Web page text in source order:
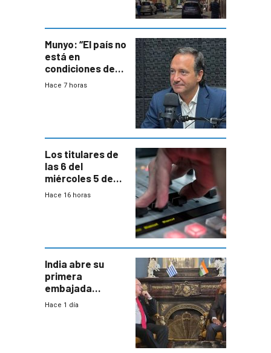
Munyo: “El país no
está en
condiciones de
enfrentar una
Hace 7 horas
Los titulares de
las 6 del
miércoles 5 de
agosto de 2026
Hace 16 horas
India abre su
primera
embajada
residente en
Hace 1 día